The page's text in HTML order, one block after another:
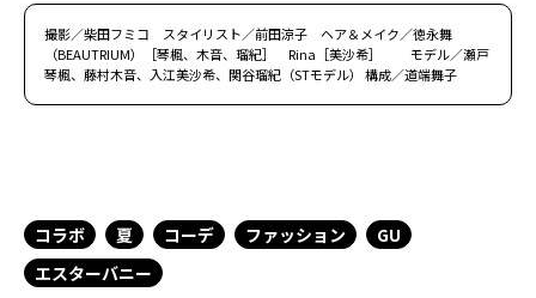
撮影／柴田フミコ スタイリスト／前田涼子 ヘア＆メイク／徳永舞
（BEAUTRIUM）［琴楓、木音、瑠紀］ Rina［美沙希］ モデル／瀬戸
琴楓、藤村木音、入江美沙希、関谷瑠紀（STモデル） 構成／道端舞子
コラボ 夏 コーデ ファッション
GU
エスターバニー